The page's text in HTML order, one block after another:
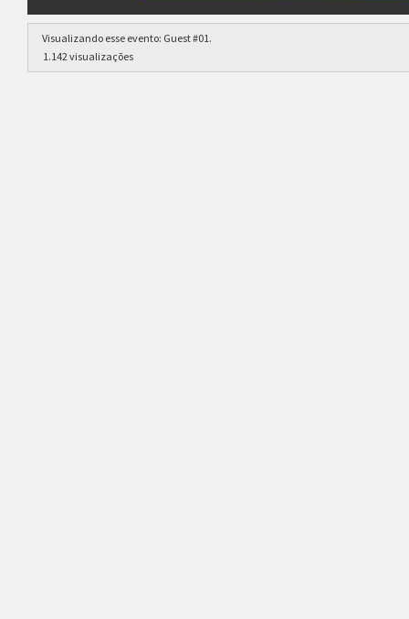
Visualizando esse evento: Guest #01.
1.142 visualizações